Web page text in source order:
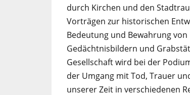
durch Kirchen und den
Vorträgen zur historischen
Bedeutung und Bewahrung von
Gedächtnisbildern und
Gesellschaft wird bei der
der Umgang mit Tod, Trauer
unserer Zeit in verschiedenen